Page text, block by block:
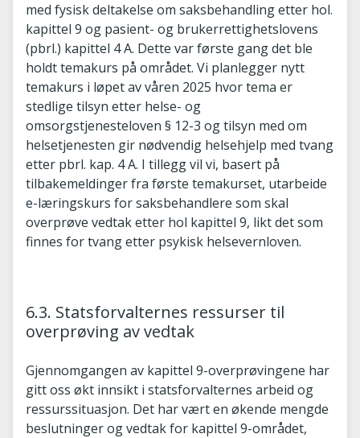
med fysisk deltakelse om saksbehandling etter hol.
kapittel 9 og pasient- og brukerrettighetslovens
(pbrl.) kapittel 4 A. Dette var første gang det ble
holdt temakurs på området. Vi planlegger nytt
temakurs i løpet av våren 2025 hvor tema er
stedlige tilsyn etter helse- og
omsorgstjenesteloven § 12-3 og tilsyn med om
helsetjenesten gir nødvendig helsehjelp med tvang
etter pbrl. kap. 4 A. I tillegg vil vi, basert på
tilbakemeldinger fra første temakurset, utarbeide
e-læringskurs for saksbehandlere som skal
overprøve vedtak etter hol kapittel 9, likt det som
finnes for tvang etter psykisk helsevernloven.
6.3. Statsforvalternes ressurser til
overprøving av vedtak
Gjennomgangen av kapittel 9-overprøvingene har
gitt oss økt innsikt i statsforvalternes arbeid og
ressurssituasjon. Det har vært en økende mengde
beslutninger og vedtak for kapittel 9-området,